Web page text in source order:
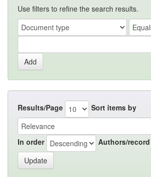
Use filters to refine the search results.
Results/Page Sort items by
In order Authors/record